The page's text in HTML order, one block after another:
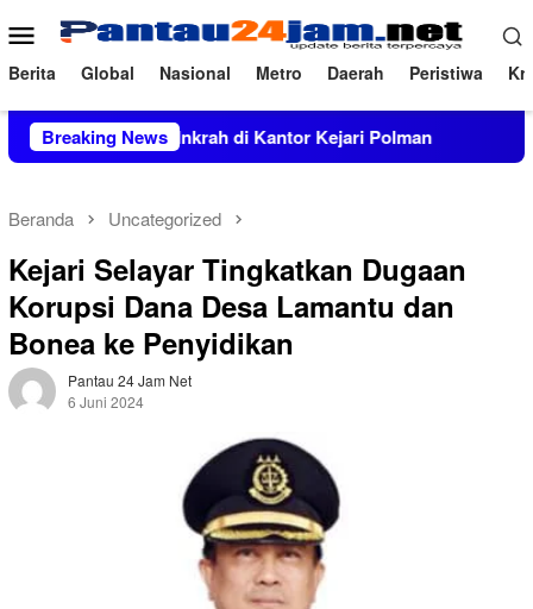
ke
konten
Menu
Mobile
Berita Global Nasional Metro Daerah Peristiwa
Breaking News
Perkara Inkrah di Kantor Kejari Polman Prevalensi
Beranda Uncategorized
Kejari Selayar Tingkatkan Dugaan
Korupsi Dana Desa Lamantu dan
Bonea ke Penyidikan
Pantau 24 Jam Net
6 Juni 2024